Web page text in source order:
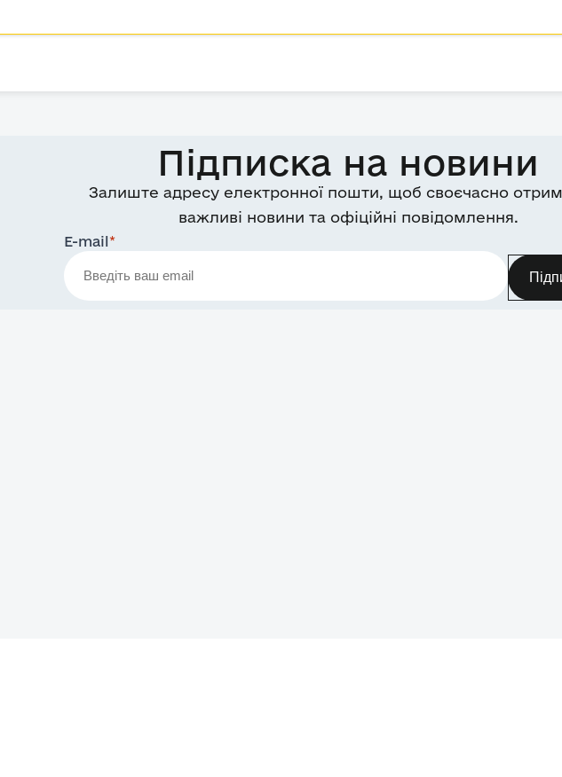
Підписка на новини
Залиште адресу електронної пошти, щоб своєчасно
важливі новини та офіційні повідомлення.
E-mail*